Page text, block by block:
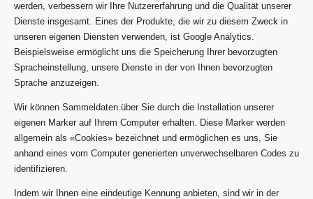
werden, verbessern wir Ihre Nutzererfahrung und die Qualität unserer
Dienste insgesamt. Eines der Produkte, die wir zu diesem Zweck in
unseren eigenen Diensten verwenden, ist Google Analytics.
Beispielsweise ermöglicht uns die Speicherung Ihrer bevorzugten
Spracheinstellung, unsere Dienste in der von Ihnen bevorzugten
Sprache anzuzeigen.
Wir können Sammeldaten über Sie durch die Installation unserer
eigenen Marker auf Ihrem Computer erhalten. Diese Marker werden
allgemein als «Cookies» bezeichnet und ermöglichen es uns, Sie
anhand eines vom Computer generierten unverwechselbaren Codes zu
identifizieren.
Indem wir Ihnen eine eindeutige Kennung anbieten, sind wir in der